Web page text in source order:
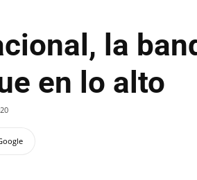
la
en lo alto